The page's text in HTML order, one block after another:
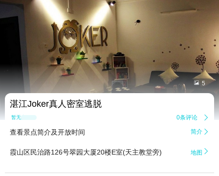
 5
湛江Joker真人密室逃脱
暂无点评 0条评论 
查看景点简介及开放时间 简介 
霞山区民治路126号翠园大厦20楼E室(天主教堂旁) 地图 